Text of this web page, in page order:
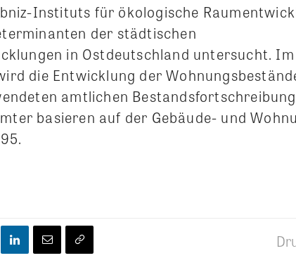
Instituts für ökologische
der städtischen
in Ostdeutschland untersucht. Im
die Entwicklung der
amtlichen
basieren auf der Gebäude- und